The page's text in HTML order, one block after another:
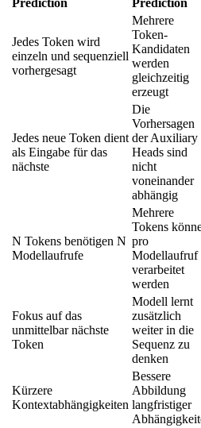
Jedes Token wird
einzeln und sequenziell
vorhergesagt
Mehrere
Token-
Kandidaten
werden
gleichzeitig
erzeugt
Jedes neue Token dient
als Eingabe für das
nächste
Die
Vorhersagen
der Auxiliary
Heads sind
nicht
voneinander
abhängig
N Tokens benötigen N
Modellaufrufe
Mehrere
Tokens
pro
Modellaufruf
verarbeitet
werden
Fokus auf das
unmittelbar nächste
Token
Modell lernt
zusätzlich
weiter in die
Sequenz zu
denken
Kürzere
Kontextabhängigkeiten
Bessere
Abbildung
langfristiger